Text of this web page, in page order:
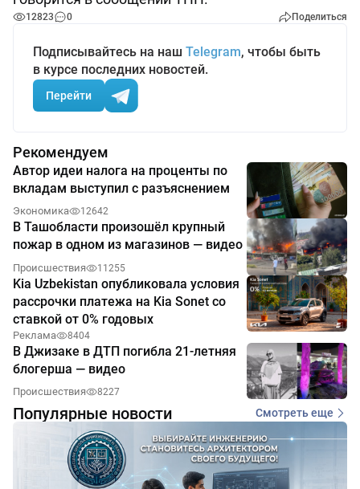
12823 0 Поделиться
Подписывайтесь на наш Telegram, чтобы быть
в курсе последних новостей.
Перейти
Рекомендуем
Автор идеи налога на проценты по
вкладам выступил с разъяснением
Экономика 12642
В Ташобласти произошёл крупный
пожар в одном из магазинов — видео
Происшествия 11255
Kia Uzbekistan опубликовала условия
рассрочки платежа на Kia Sonet со
ставкой от 0% годовых
Реклама 8404
В Джизаке в ДТП погибла 21-летняя
блогерша — видео
Происшествия 8227
Популярные новости Смотреть еще